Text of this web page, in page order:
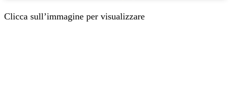
Clicca sull’immagine per visualizzare